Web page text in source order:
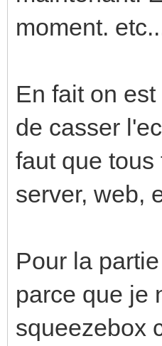
moment.
En fait on
de casser
faut que
server, web,
Pour la
parce que je
squeezebox